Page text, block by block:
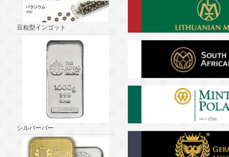
豆粒型インゴット
シルバーバー